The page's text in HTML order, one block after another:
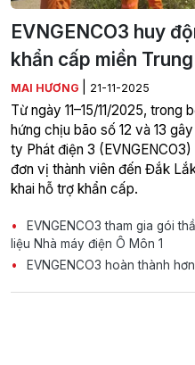
EVNGENCO3 huy
khẩn cấp miền
MAI HƯƠNG 21-11-2025
Từ ngày 11–15/11/2025, trong
hứng chịu bão số 12 và 13
ty Phát điện 3
đơn vị thành viên đến Đắk
khai hỗ trợ khẩn cấp.
EVNGENCO3 tham gia gói
liệu Nhà máy điện Ô Môn 1
EVNGENCO3 hoàn thành